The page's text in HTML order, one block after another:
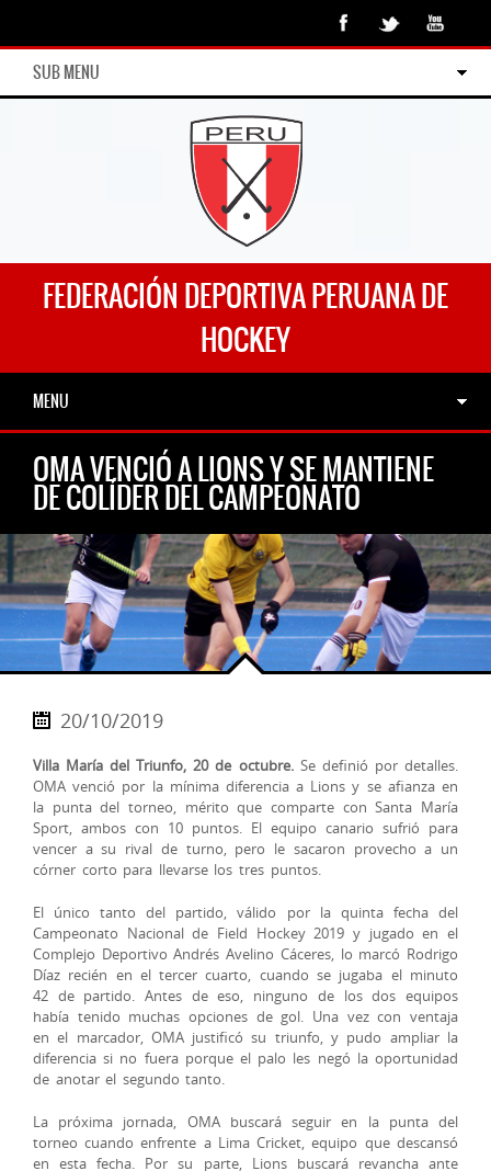
SUB MENU
FEDERACIÓN DEPORTIVA PERUANA DE
HOCKEY
MENU
OMA VENCIÓ A LIONS Y SE MANTIENE
DE COLÍDER DEL CAMPEONATO
20/10/2019
Villa María del Triunfo, 20 de octubre.Se definió por detalles.
OMA venció por la mínima diferencia a Lions y se afianza en
la punta del torneo, mérito que comparte con Santa María
Sport, ambos con 10 puntos. El equipo canario sufrió para
vencer a su rival de turno, pero le sacaron provecho a un
córner corto para llevarse los tres puntos.
El único tanto del partido, válido por la quinta fecha del
Campeonato Nacional de Field Hockey 2019 y jugado en el
Complejo Deportivo Andrés Avelino Cáceres, lo marcó Rodrigo
Díaz recién en el tercer cuarto, cuando se jugaba el minuto
42 de partido. Antes de eso, ninguno de los dos equipos
había tenido muchas opciones de gol. Una vez con ventaja
en el marcador, OMA justificó su triunfo, y pudo ampliar la
diferencia si no fuera porque el palo les negó la oportunidad
de anotar el segundo tanto.
La próxima jornada, OMA buscará seguir en la punta del
torneo cuando enfrente a Lima Cricket, equipo que descansó
en esta fecha. Por su parte, Lions buscará revancha ante